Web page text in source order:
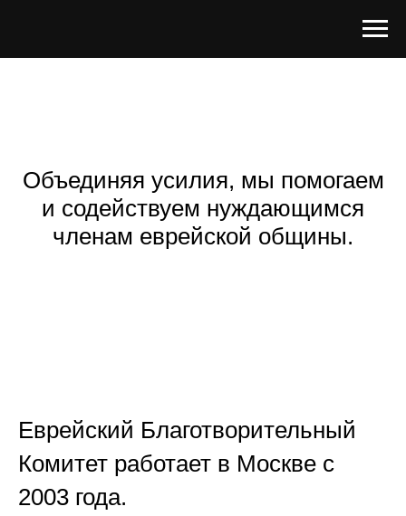
Объединяя усилия, мы помогаем
и содействуем нуждающимся
членам еврейской общины.
Еврейский Благотворительный
Комитет работает в Москве с
2003 года.